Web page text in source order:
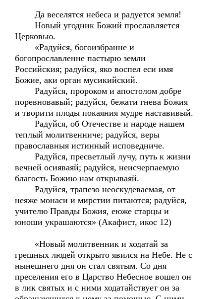
Да веселятся небеса и радуется земля!
Новый угодник Божий прославляется
Церковью.
«Радуйся, богоизбранне и
богопрославленне пастырю земли
Российския; радуйся, яко воспел еси имя
Божие, аки орган мусикийский.
Радуйся, пророком и апостолом добре
поревновавый; радуйся, бежати гнева Божия
и творити плоды покаяния мудре наставивый.
Радуйся, об Отечестве и народе нашем
теплый молитвенниче; радуйся, веры
православныя истинный исповедниче.
Радуйся, пресветлый лучу, путь к жизни
вечней осияваяй; радуйся, неисчерпаемую
благость Божию нам открываяй.
Радуйся, трапезо неоскудеваемая, от
неяже монаси и мирстии питаются; радуйся,
учителю Правды Божия, еюже старцы и
юноши украшаются» (Акафист, икос 12)
«Новый молитвенник и ходатай за
грешных людей открыто явился на Небе. Не с
нынешнего дня он стал святым. Со дня
преселения его в Царство Небесное вошел он
в лик святых и с ними ходатайствует он за